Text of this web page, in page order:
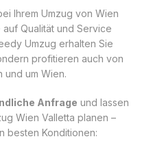
Ihrem Umzug von Wien
Qualität und Service
Umzug erhalten Sie
profitieren auch von
und um Wien.
Anfrage und lassen
Wien Valletta planen –
besten Konditionen: